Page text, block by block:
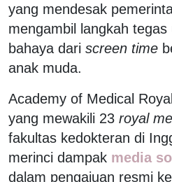
yang mendesak
mengambil langkah
bahaya dari screen time
anak muda.
Academy of Medical
yang mewakili 23 royal
fakultas kedokteran di
merinci dampak media
dalam pengajuan resmi